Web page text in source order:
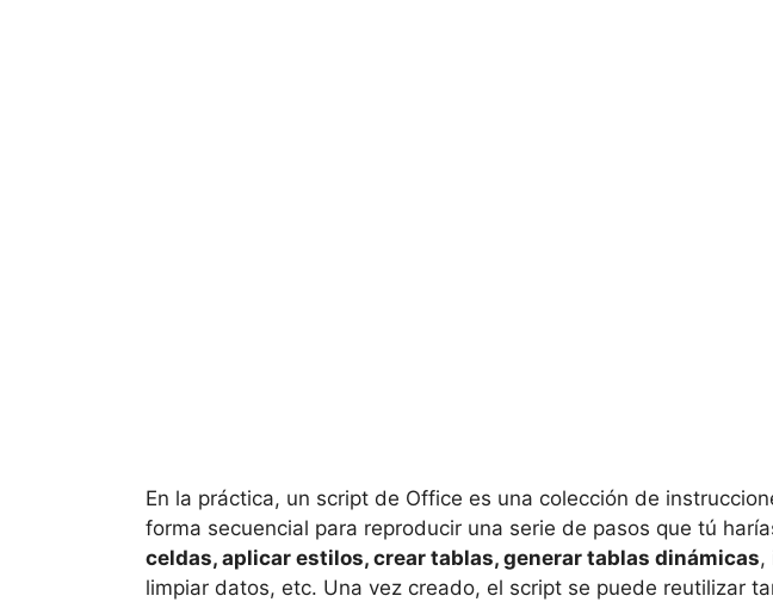
En la práctica, un script de Office es una colección de
forma secuencial para reproducir una serie de pasos que tú
celdas, aplicar estilos, crear tablas, generar tablas dinámicas,
limpiar datos, etc. Una vez creado, el script se puede reutilizar